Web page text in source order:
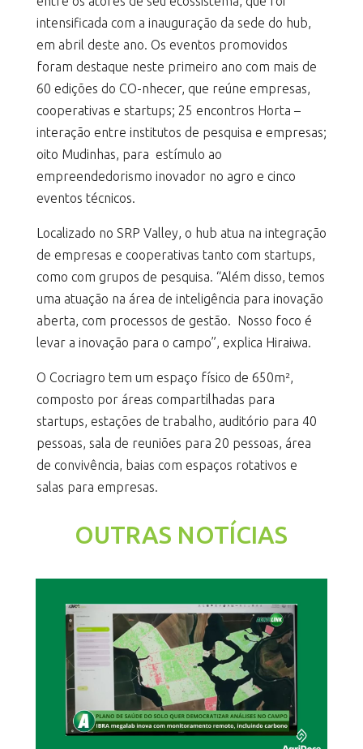
intensificada com a inauguração da sede do hub,
em abril deste ano. Os eventos promovidos
foram destaque neste primeiro ano com mais de
60 edições do CO-nhecer, que reúne empresas,
cooperativas e startups; 25 encontros Horta –
interação entre institutos de pesquisa e empresas;
oito Mudinhas, para estímulo ao
empreendedorismo inovador no agro e cinco
eventos técnicos.
Localizado no SRP Valley, o hub atua na integração
de empresas e cooperativas tanto com startups,
como com grupos de pesquisa. “Além disso, temos
uma atuação na área de inteligência para inovação
aberta, com processos de gestão. Nosso foco é
levar a inovação para o campo”, explica Hiraiwa.
O Cocriagro tem um espaço físico de 650m²,
composto por áreas compartilhadas para
startups, estações de trabalho, auditório para 40
pessoas, sala de reuniões para 20 pessoas, área
de convivência, baias com espaços rotativos e
salas para empresas.
OUTRAS NOTÍCIAS